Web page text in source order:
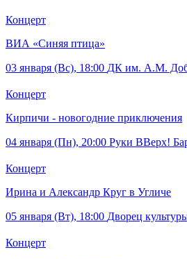
Концерт
ВИА «Синяя птица»
03 января (Вс), 18:00 ДК им. А.М.
Концерт
Кирпичи - новогодние приключения
04 января (Пн), 20:00 Руки ВВерх!
Концерт
Ирина и Александр Круг в Угличе
05 января (Вт), 18:00 Дворец
Концерт